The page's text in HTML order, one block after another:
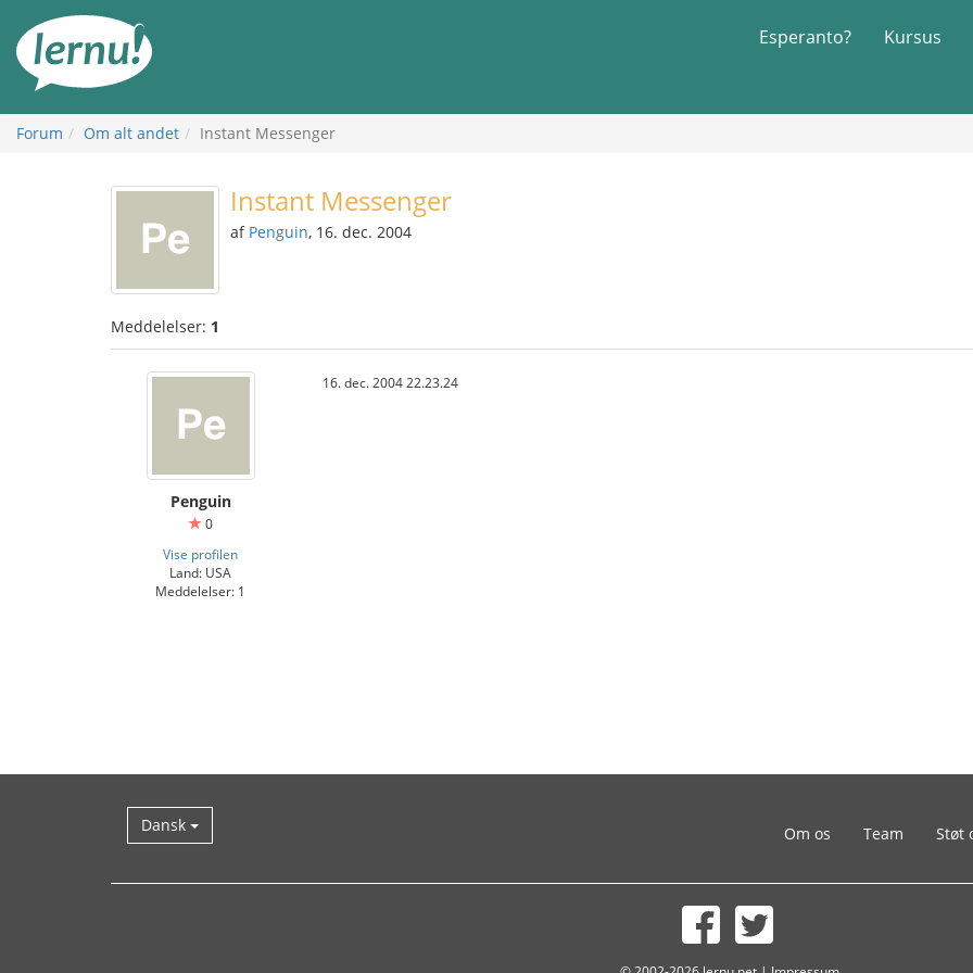
indholdet
Esperanto? Kursus
Forum Om alt andet Instant Messenger
Instant Messenger
af Penguin, 16. dec. 2004
Meddelelser: 1
Penguin
0
Vise profilen
Land: USA
Meddelelser: 1
16. dec. 2004 22.23.24
Dansk Om os Team Støt